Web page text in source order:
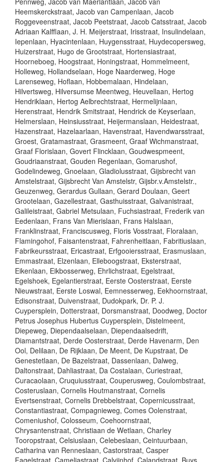
Heemskerckstraat, Jacob van Campenlaan, Jacob
Roggeveenstraat, Jacob Peetstraat, Jacob Catsstraat, Jacob
Adriaan Kalfflaan, J. H. Meijerstraat, Irisstraat, Insulindelaan,
Iepenlaan, Hyacintenlaan, Huygensstraat, Huydecopersweg,
Huizerstraat, Hugo de Grootstraat, Hortensiastraat,
Hoorneboeg, Hoogstraat, Honingstraat, Hommelmeent,
Holleweg, Hollandselaan, Hoge Naarderweg, Hoge
Larenseweg, Hoflaan, Hobbemalaan, Hindelaan,
Hilvertsweg, Hilversumse Meentweg, Heuvellaan, Hertog
Hendriklaan, Hertog Aelbrechtstraat, Hermelijnlaan,
Herenstraat, Hendrik Smitstraat, Hendrick de Keyserlaan,
Helmerslaan, Heinsiusstraat, Heijermanslaan, Heidestraat,
Hazenstraat, Hazelaarlaan, Havenstraat, Havendwarsstraat,
Groest, Gratamastraat, Grasmeent, Graaf Wichmanstraat,
Graaf Florislaan, Govert Flincklaan, Goudwespmeent,
Goudriaanstraat, Gouden Regenlaan, Gomarushof,
Godelindeweg, Gnoelaan, Gladiolusstraat, Gijsbrecht van
Amstelstraat, Gijsbrecht Van Amstelstr, Gijsbr.v.Amstelstr.,
Geuzenweg, Gerardus Gullaan, Gerard Doulaan, Geert
Grootelaan, Gazellestraat, Gasthuisstraat, Galvanistraat,
Galileistraat, Gabriel Metsulaan, Fuchsiastraat, Frederik van
Eedenlaan, Frans Van Mierislaan, Frans Halslaan,
Franklinstraat, Franciscusweg, Floris Vosstraat, Floralaan,
Flamingohof, Faisantenstraat, Fahrenheitlaan, Fabritiuslaan,
Fabrikeursstraat, Ericastraat, Erfgooiersstraat, Erasmuslaan,
Emmastraat, Elzenlaan, Elleboogstraat, Eksterstraat,
Eikenlaan, Eikbosserweg, Ehrlichstraat, Egelstraat,
Egelshoek, Egelantierstraat, Eerste Oosterstraat, Eerste
Nieuwstraat, Eerste Loswal, Eemnesserweg, Eekhoornstraat,
Edisonstraat, Duivenstraat, Dudokpark, Dr. P. J.
Cuypersplein, Dotterstraat, Dorsmanstraat, Doodweg, Doctor
Petrus Josephus Hubertus Cuypersplein, Distelmeent,
Diepeweg, Diependaalselaan, Diependaalsedrift,
Diamantstraat, Derde Oosterstraat, Derde Havenarm, Den
Ool, Delilaan, De Rijklaan, De Meent, De Kupstraat, De
Genestetlaan, De Bazelstraat, Dassenlaan, Dalweg,
Daltonstraat, Dahliastraat, Da Costalaan, Curiestraat,
Curacaolaan, Cruquiusstraat, Couperusweg, Coulombstraat,
Costeruslaan, Cornelis Houtmanstraat, Cornelis
Evertsenstraat, Cornelis Drebbelstraat, Copernicusstraat,
Constantiastraat, Compagnieweg, Comes Oolenstraat,
Comeniushof, Colosseum, Coehoornstraat,
Chrysantenstraat, Christiaan de Wetlaan, Charley
Tooropstraat, Celsiuslaan, Celebeslaan, Ceintuurbaan,
Catharina van Renneslaan, Castorstraat, Casper
Fagelstraat, Cameliastraat, Calvijnhof, Calandstraat, Buys